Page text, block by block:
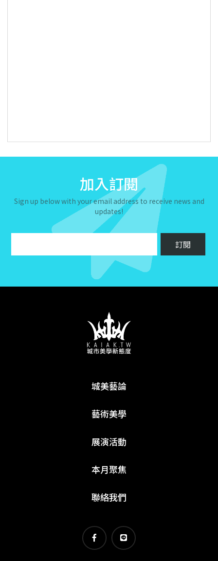
加入訂閱
Sign up below with your email address to receive news and
updates!
城美藝論
藝術美學
展演活動
本月聚焦
聯絡我們